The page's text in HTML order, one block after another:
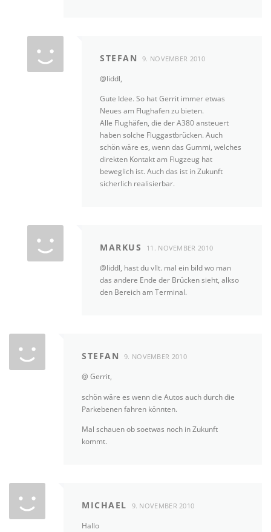
STEFAN 9. NOVEMBER 2010
@liddl,
Gute Idee. So hat Gerrit immer etwas
Neues am Flughafen zu bieten.
Alle Flughäfen, die der A380 ansteuert
haben solche Fluggastbrücken. Auch
schön wäre es, wenn das Gummi, welches
direkten Kontakt am Flugzeug hat
beweglich ist. Auch das ist in Zukunft
sicherlich realisierbar.
MARKUS 11. NOVEMBER 2010
@liddl, hast du vllt. mal ein bild wo man
das andere Ende der Brücken sieht, alkso
den Bereich am Terminal.
STEFAN 9. NOVEMBER 2010
@ Gerrit,
schön wäre es wenn die Autos auch durch die
Parkebenen fahren könnten.
Mal schauen ob soetwas noch in Zukunft
kommt.
MICHAEL 9. NOVEMBER 2010
Hallo